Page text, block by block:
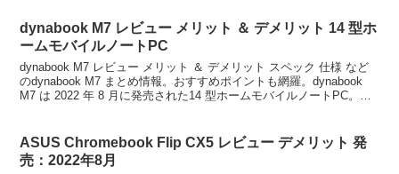
dynabook M7 レビュー メリット ＆ デメリット 14 型ホ
ームモバイルノートPC
dynabook M7 レビュー メリット ＆ デメリット スペック 仕様 など
のdynabook M7 まとめ情報。おすすめポイントも網羅。dynabook
M7 は 2022 年 8 月に発売された14 型ホームモバイルノートPC。
ASUS Chromebook Flip CX5 レビュー デメリット 発
売：2022年8月